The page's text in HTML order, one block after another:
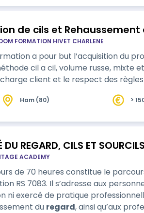
de cils et Rehaussement
FORMATION HIVET CHARLENE
a pour but l’acquisition du
cil a cil, volume russe, mixte
client et le respect des
Ham (80) >
DU REGARD, CILS ET
ACADEMY
de 70 heures constitue le
RS 7083. Il s’adresse aux
ni exercé de pratique
du regard, ainsi qu’aux